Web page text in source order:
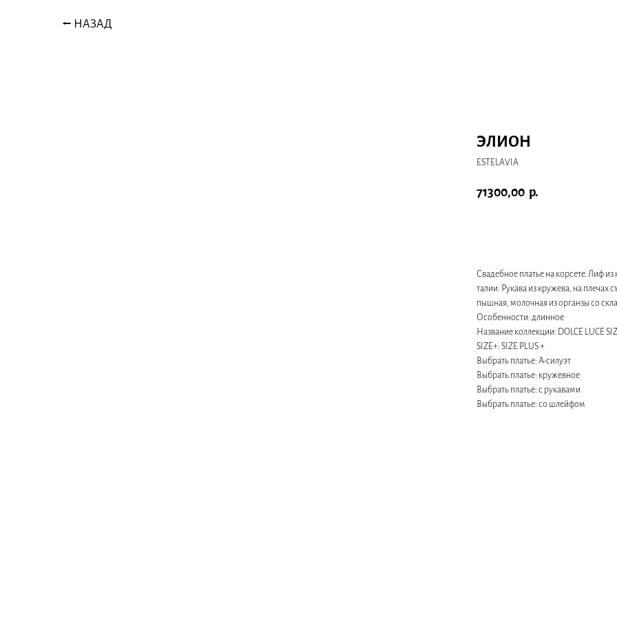
⭠ НАЗАД
ЭЛИОН
ESTELAVIA
71300,00 р.
Свадебное платье на корсете. Лиф
талии. Рукава из кружева, на
пышная, молочная из органзы со
Особенности: длинное
Название коллекции: DOLCE LUCE
SIZE+: SIZE PLUS +
Выбрать платье: А-силуэт
Выбрать платье: кружевное
Выбрать платье: с рукавами
Выбрать платье: со шлейфом